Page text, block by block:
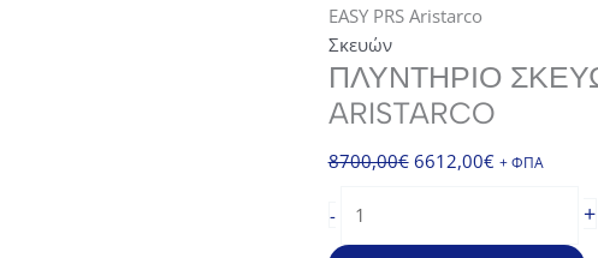
EASY PRS Aristarco
Σκευών
ΠΛΥΝΤΉΡΙΟ
ARISTARCO
8700,00€ Original
8700,00€.
6612,00€Η
είναι:
+ ΦΠΑ
-
Σκευών
+